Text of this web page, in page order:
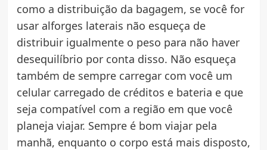
como a distribuição da bagagem, se você for
usar alforges laterais não esqueça de
distribuir igualmente o peso para não haver
desequilíbrio por conta disso. Não esqueça
também de sempre carregar com você um
celular carregado de créditos e bateria e que
seja compatível com a região em que você
planeja viajar. Sempre é bom viajar pela
manhã, enquanto o corpo está mais disposto,